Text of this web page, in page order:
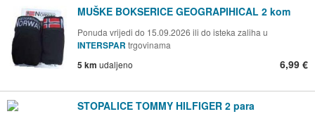
MUŠKE BOKSERICE GEOGRAPIHICAL 2 kom
Ponuda vrijedi do 15.09.2026 ili do isteka zaliha u
INTERSPAR trgovinama
5 km udaljeno 6,99 €
STOPALICE TOMMY HILFIGER 2 para